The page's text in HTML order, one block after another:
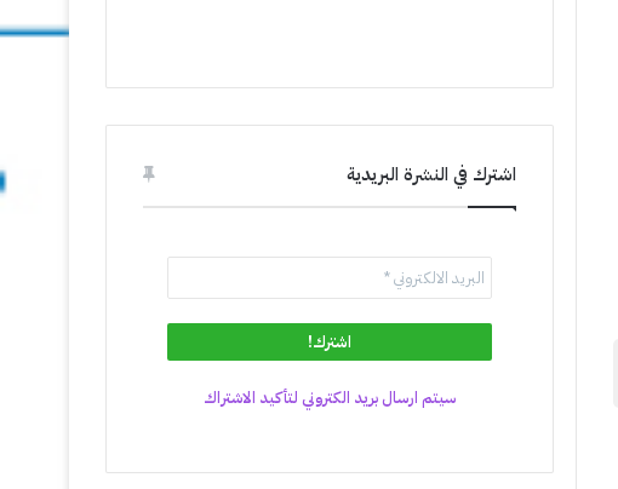
اشترك في النشرة البريدية
سيتم ارسال بريد الكتروني لتأكيد الاشتراك